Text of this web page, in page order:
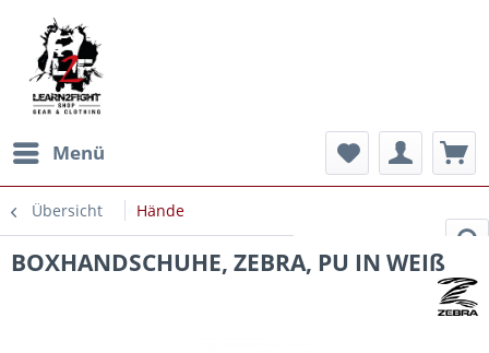
Menü
Übersicht Hände
BOXHANDSCHUHE, ZEBRA, PU IN WEIß